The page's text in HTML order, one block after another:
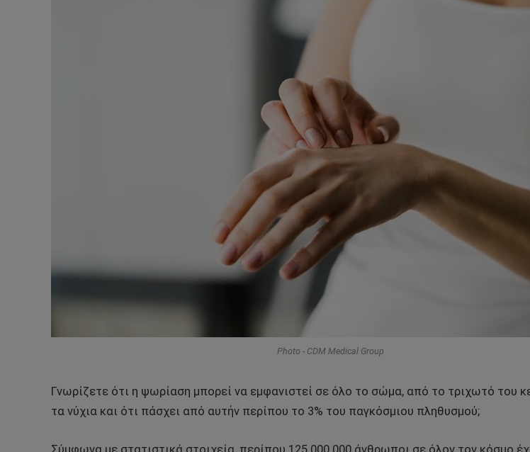
Photo - CDM Medical Group
Γνωρίζετε ότι η ψωρίαση μπορεί να εμφανιστεί σε όλο το σώμα, από το τριχωτό του
τα νύχια και ότι πάσχει από αυτήν περίπου το 3% του παγκόσμιου πληθυσμού;